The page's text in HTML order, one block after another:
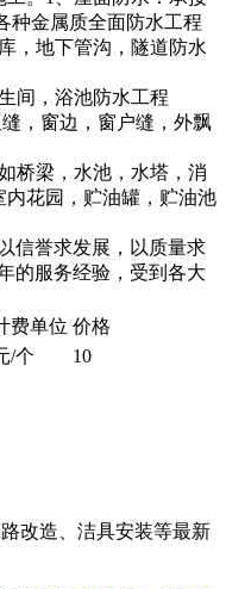
种金属质全面防水工程
，地下管沟，隧道防水
间，浴池防水工程
，窗边，窗户缝，外飘
桥梁，水池，水塔，消
内花园，贮油罐，贮油池
信誉求发展，以质量求
的服务经验，受到各大
费单位 价格
/个
10
改造、洁具安装等最新